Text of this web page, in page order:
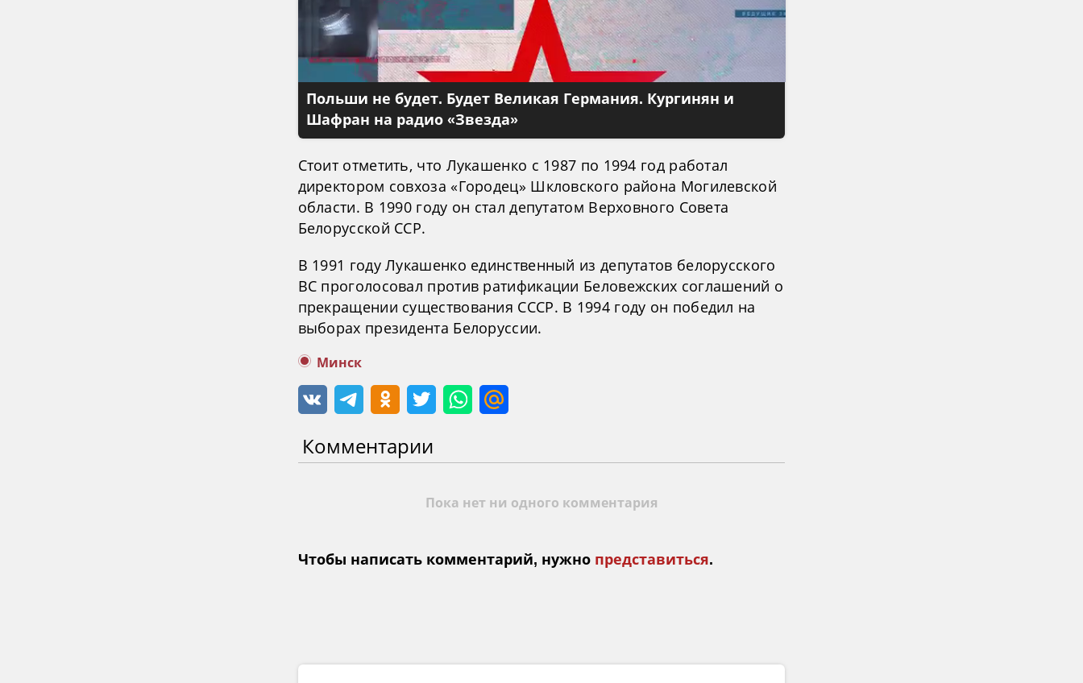
Польши не будет. Будет Великая Германия. Кургинян и
Шафран на радио «Звезда»
Стоит отметить, что Лукашенко с 1987 по 1994 год работал
директором совхоза «Городец» Шкловского района Могилевской
области. В 1990 году он стал депутатом Верховного Совета
Белорусской ССР.
В 1991 году Лукашенко единственный из депутатов белорусского
ВС проголосовал против ратификации Беловежских соглашений о
прекращении существования СССР. В 1994 году он победил на
выборах президента Белоруссии.
Минск
Комментарии
Пока нет ни одного комментария
Чтобы написать комментарий, нужно представиться.